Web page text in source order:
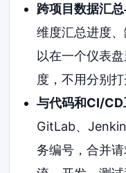
跨项目数据汇
维度汇总进度
以在一个仪表
度，不用分别
与代码和CI/CD
GitLab、
务编号，合并